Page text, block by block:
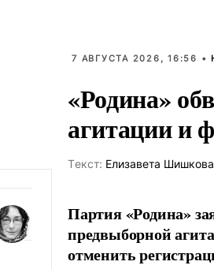
7 АВГУСТА 2026, 16:56 •
«Родина»
агитации и
Tекст: Елизавета Шишкова
Партия «Родина»
предвыборной
отменить